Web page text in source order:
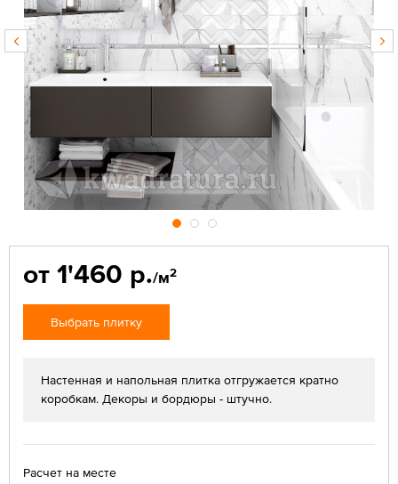
от 1'460 р./м2
Выбрать плитку
Настенная и напольная плитка отгружается кратно
коробкам. Декоры и бордюры - штучно.
Расчет на месте